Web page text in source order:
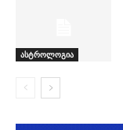
ასტროლოგია